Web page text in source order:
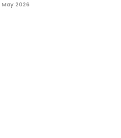
2026